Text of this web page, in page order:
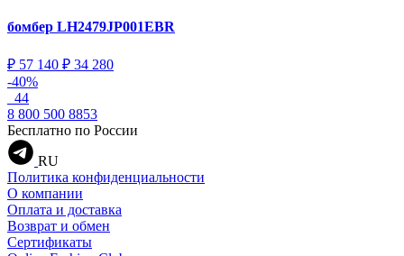
бомбер LH2479JP001EBR
₽ 57 140 ₽ 34 280
-40%
44
8 800 500 8853
Бесплатно по России
RU
Политика конфиденциальности
О компании
Оплата и доставка
Возврат и обмен
Сертификаты